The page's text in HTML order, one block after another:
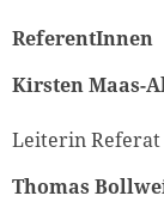
ReferentInnen
Kirsten Maas-
Leiterin
Thomas